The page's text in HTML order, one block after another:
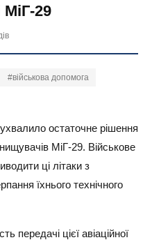
МіГ-29
#військова допомога
остаточне рішення
МіГ-29. Військове
ці літаки з
їхнього технічного
передачі цієї авіаційної